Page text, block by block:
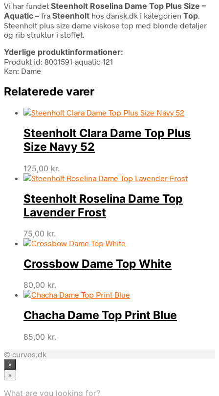
Vi har fundet Steenholt Roselina Dame Top Plus Size –
Aquatic – fra Steenholt hos dansk.dk i kategorien Top.
Steenholt plus size dame viskose top med blonde detaljer
og rib struktur i stoffet.
Yderlige produktinformationer:
Produkt id: 8001591-aquatic-121
Køn: Dame
Relaterede varer
Steenholt Clara Dame Top Plus
Size Navy 52
125,00 kr.
Steenholt Roselina Dame Top
Lavender Frost
75,00 kr.
Crossbow Dame Top White
80,00 kr.
Chacha Dame Top Print Blue
85,00 kr.
© curves.dk
×
×
What are you looking for?